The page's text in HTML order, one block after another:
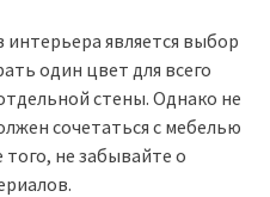
является выбор
один цвет для всего
стены. Однако не
сочетаться с мебелью
не забывайте о